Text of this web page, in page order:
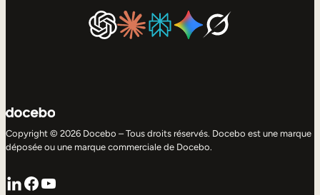
Copyright © 2026 Docebo – Tous droits réservés. Docebo est une marque
déposée ou une marque commerciale de Docebo.
LinkedIn
Facebook
YouTube